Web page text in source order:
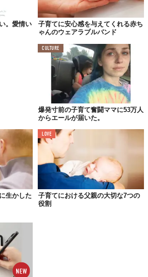
同居しているときはしっかりガードされ
中のみ動いて夜は休んでいるよう。それ
りの幼虫を目の前にすると今までの生活リ
る間は、エサを与えたりカビや病原菌か
れにより生存率を高めていると考えられ
。愛情い
子育てに安心感を与えてくれる赤ち
ゃんのウェアラブルバンド
CULTURE
爆発寸前の子育て奮闘ママに53万人
からエールが届いた。
生かした
LOVE
子育てにおける父親の大切な7つの
役割